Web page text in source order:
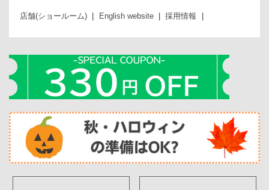
店舗(ショールーム) English website 採用情報